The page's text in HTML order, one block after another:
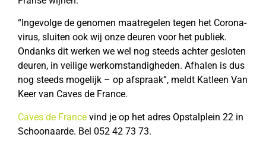
“Ingevolge de genomen maatregelen tegen het Corona-
virus, sluiten ook wij onze deuren voor het publiek.
Ondanks dit werken we wel nog steeds achter gesloten
deuren, in veilige werkomstandigheden. Afhalen is dus
nog steeds mogelijk – op afspraak”, meldt Katleen Van
Keer van Caves de France.
Caves de France vind je op het adres Opstalplein 22 in
Schoonaarde. Bel 052 42 73 73.